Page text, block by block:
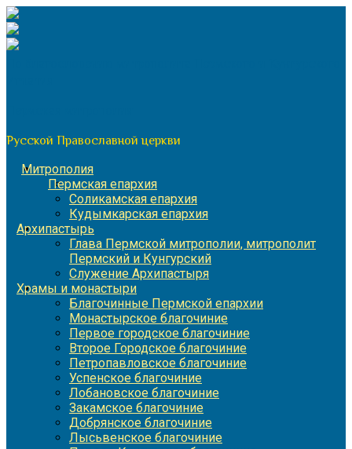
Перейти
к
содержимому
Русской Православной церкви
Митрополия
Пермская епархия
Соликамская епархия
Кудымкарская епархия
Архипастырь
Глава Пермской митрополии, митрополит
Пермский и Кунгурский
Служение Архипастыря
Храмы и монастыри
Благочинные Пермской епархии
Монастырское благочиние
Первое городское благочиние
Второе Городское благочиние
Петропавловское благочиние
Успенское благочиние
Лобановское благочиние
Закамское благочиние
Добрянское благочиние
Лысьвенское благочиние